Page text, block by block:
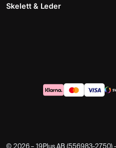
Skelett & Leder